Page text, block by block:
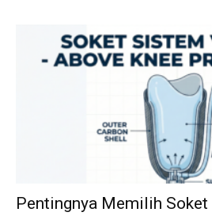
Pentingnya Memilih